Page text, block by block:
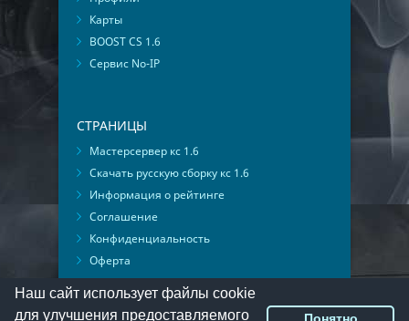
Карты
BOOST CS 1.6
Сервис No-IP
СТРАНИЦЫ
Мастерсервер кс 1.6
Скачать русскую сборку кс 1.6
Информация о рейтинге
Соглашение
Конфиденциальность
Оферта
Мониторинг ВКонтакте
Наш сайт использует файлы cookie
для улучшения предоставляемого